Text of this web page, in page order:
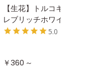
【生花】トルコキキョウ セ
レブリッチホワイト
5.0
￥360 ～